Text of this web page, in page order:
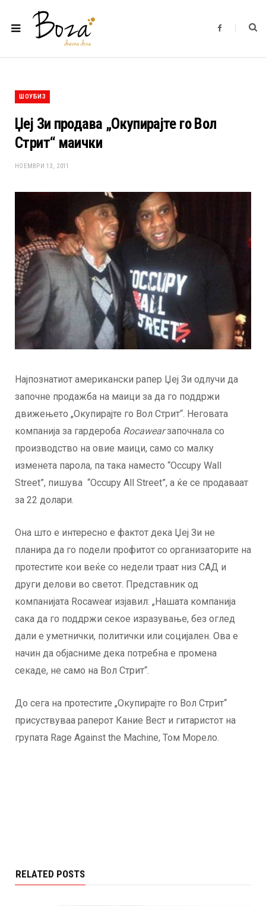
F
b
ШОУБИЗ
Џеј Зи продава „Окупирајте го Вол
Стрит“ маички
НОЕМВРИ 13, 2011
Најпознатиот американски рапер Џеј Зи одлучи да
започне продажба на маици за да го поддржи
движењето „Окупирајте го Вол Стрит“. Неговата
компанија за гардероба Rocawearзапочнала со
производство на овие маици, само со малку
изменета парола, па така наместо “Occupy Wall
Street”, пишува “Occupy All Street”, а ќе се продаваат
за 22 долари.
Она што е интересно е фактот дека Џеј Зи не
планира да го подели профитот со организаторите на
протестите кои веќе со недели траат низ САД и
други делови во светот. Представник од
компанијата Rocawear изјавил: „Нашата компанија
сака да го поддржи секое изразување, без оглед
дали е уметнички, политички или социјален. Ова е
начин да објасниме дека потребна е промена
секаде, не само на Вол Стрит“.
До сега на протестите „Окупирајте го Вол Стрит“
присуствуваа раперот Кание Вест и гитаристот на
групата Rage Against the Machine, Том Морело.
RELATED POSTS